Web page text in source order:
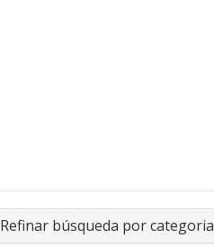
Refinar búsqueda por categoria